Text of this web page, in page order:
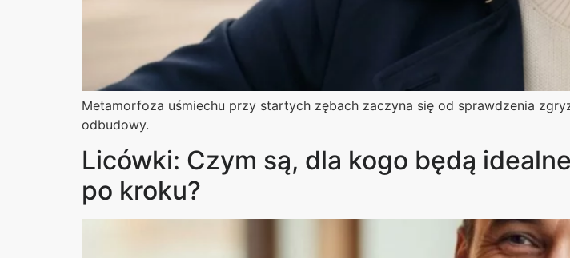
Metamorfoza uśmiechu przy startych zębach zaczyna się od sprawdzenia
odbudowy.
Licówki: Czym są, dla kogo będą
po kroku?